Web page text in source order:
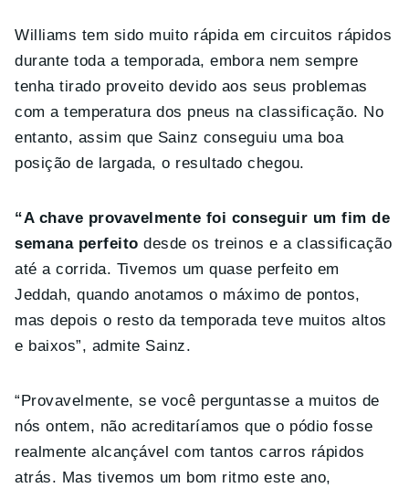
Williams tem sido muito rápida em circuitos rápidos
durante toda a temporada, embora nem sempre
tenha tirado proveito devido aos seus problemas
com a temperatura dos pneus na classificação. No
entanto, assim que Sainz conseguiu uma boa
posição de largada, o resultado chegou.
“A chave provavelmente foi conseguir um fim de
semana perfeito desde os treinos e a classificação
até a corrida. Tivemos um quase perfeito em
Jeddah, quando anotamos o máximo de pontos,
mas depois o resto da temporada teve muitos altos
e baixos”, admite Sainz.
“Provavelmente, se você perguntasse a muitos de
nós ontem, não acreditaríamos que o pódio fosse
realmente alcançável com tantos carros rápidos
atrás. Mas tivemos um bom ritmo este ano,